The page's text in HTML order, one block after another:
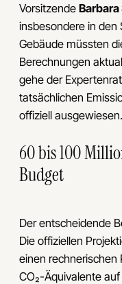
Vorsitzende
insbesondere in
Gebäude müssten
Berechnungen
gehe der
tatsächlichen
offiziell ausgewiesen.
60 bis 100
Budget
Der entscheidende
Die offiziellen
einen rechnerischen
CO₂-Äquivalente